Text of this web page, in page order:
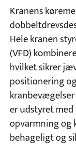
Kontakt os
Kranens
Hele kranen
(VFD)
hvilket sikrer
positionering
er udstyret
opvarmning og
behageligt og